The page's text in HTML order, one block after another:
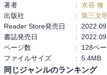
特に、マサフミくんの話では、
てきました。シンナーは骨や脳
火葬後、お骨を骨壺に納める際
る大腿骨（太ももの骨）でさえ
砕けてしまう。その時のマサフ
著者
: 水谷 修
出版社
: 第三文
Reader Store発売日
:
書誌発売日
:
ページ数
:
128ペ
ファイルサイズ
: 5.4MB
同じジャンルのランキング